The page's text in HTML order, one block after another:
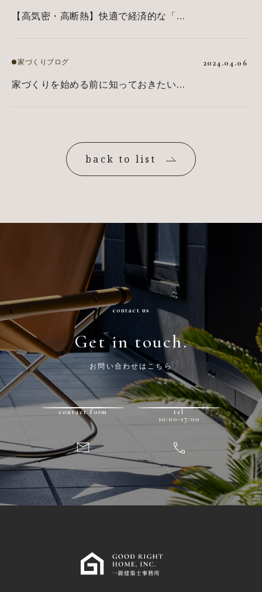
【高気密・高断熱】快適で経済的な「省
家づくりを始める前に知っておきたいこ
家づくりブログ 2024.04.06
back to list
contact us
Get in touch.
お問い合わせはこちら
contact form
tel
10:00-17:00